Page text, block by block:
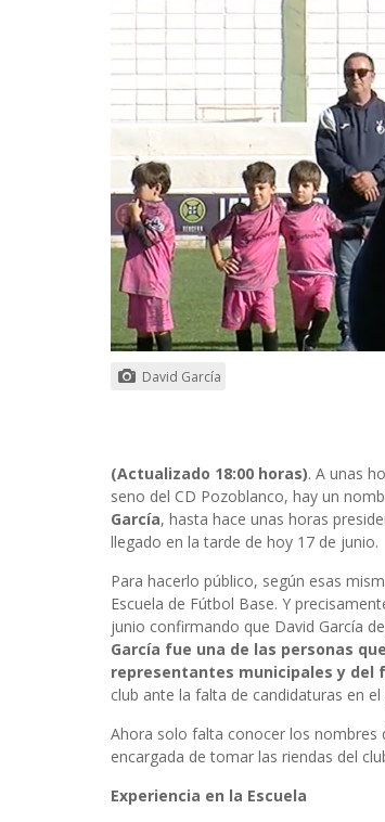
David García
(Actualizado 18:00 horas). A unas
seno del CD Pozoblanco, hay un
García, hasta hace unas horas
llegado en la tarde de hoy 17 de junio.
Para hacerlo público, según esas
Escuela de Fútbol Base. Y
junio confirmando que David García
García fue una de las personas
representantes municipales y del
club ante la falta de candidaturas en
Ahora solo falta conocer los nombres
encargada de tomar las riendas del
Experiencia en la Escuela